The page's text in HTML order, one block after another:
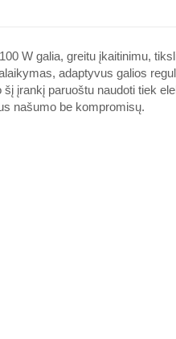
W galia, greitu įkaitinimu,
adaptyvus galios
įrankį paruoštu naudoti tiek
našumo be kompromisų.